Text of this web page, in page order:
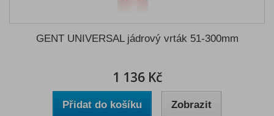
GENT UNIVERSAL jádrový vrták 51-300mm
1 136 Kč
Přidat do košíku Zobrazit